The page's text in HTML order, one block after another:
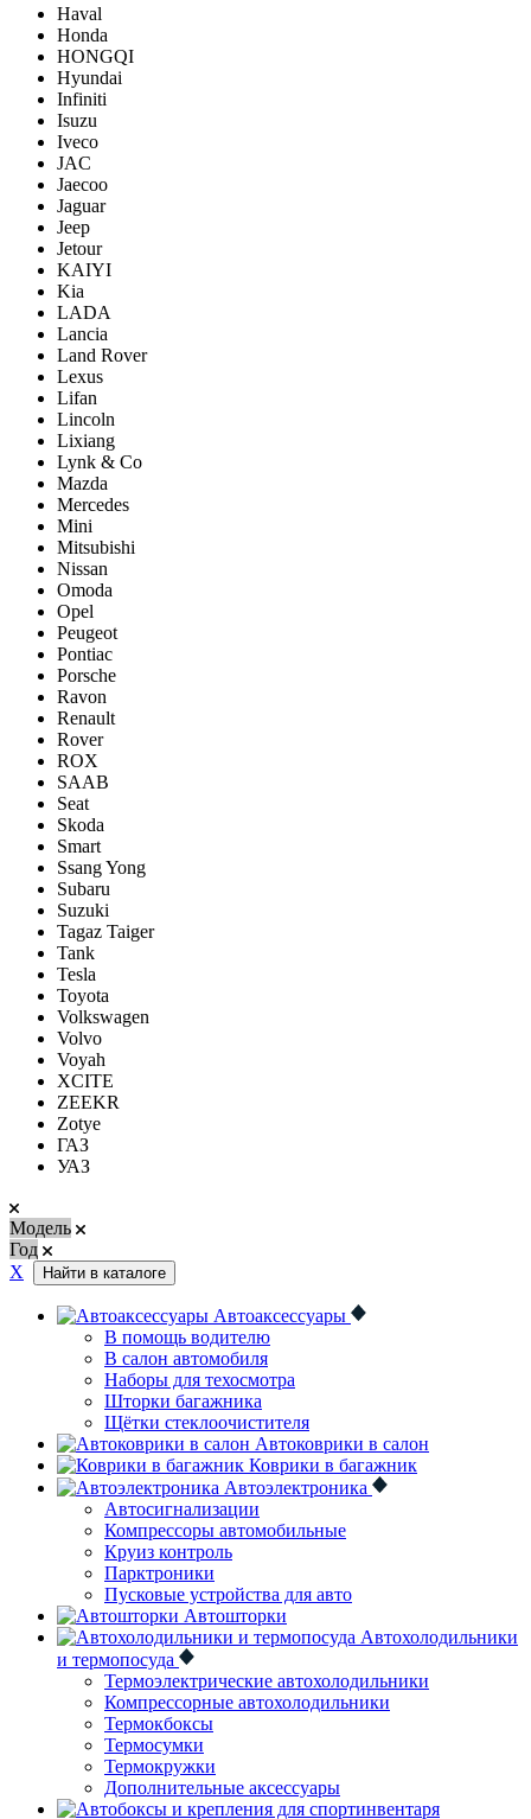
Haval
Honda
HONGQI
Hyundai
Infiniti
Isuzu
Iveco
JAC
Jaecoo
Jaguar
Jeep
Jetour
KAIYI
Kia
LADA
Lancia
Land Rover
Lexus
Lifan
Lincoln
Lixiang
Lynk & Co
Mazda
Mercedes
Mini
Mitsubishi
Nissan
Omoda
Opel
Peugeot
Pontiac
Porsсhe
Ravon
Renault
Rover
ROX
SAAB
Seat
Skoda
Smart
Ssang Yong
Subaru
Suzuki
Tagaz Taiger
Tank
Tesla
Toyota
Volkswagen
Volvo
Voyah
XCITE
ZEEKR
Zotye
ГАЗ
УАЗ
Модель
Год
Х
Найти в каталоге
Автоаксессуары
В помощь водителю
В салон автомобиля
Наборы для техосмотра
Шторки багажника
Щётки стеклоочистителя
Автоковрики в салон
Коврики в багажник
Автоэлектроника
Автосигнализации
Компрессоры автомобильные
Круиз контроль
Парктроники
Пусковые устройства для авто
Автошторки
Автохолодильники
и термопосуда
Термоэлектрические автохолодильники
Компрессорные автохолодильники
Термокбоксы
Термосумки
Термокружки
Дополнительные аксессуары